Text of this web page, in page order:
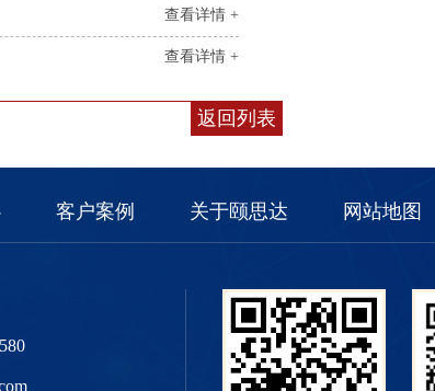
查看详情 +
查看详情 +
返回列表
客户案例 关于颐思达 网站地图